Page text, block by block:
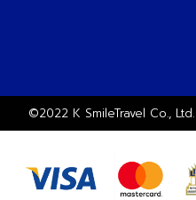
©2022 K SmileTravel Co.,